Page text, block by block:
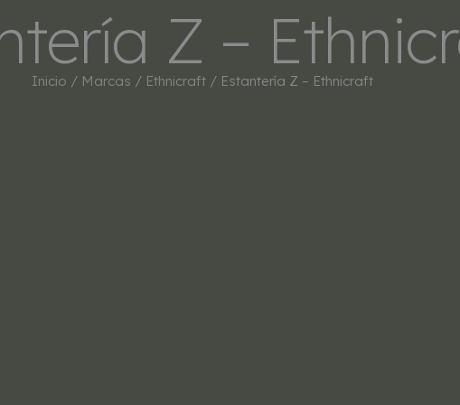
INICIO TIENDA MARCAS BESTSELLERS
Z –
Inicio / Marcas / Ethnicraft / Estantería Z – Ethnicraft